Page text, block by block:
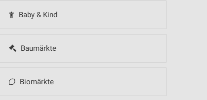
Baby & Kind
Baumärkte
Biomärkte